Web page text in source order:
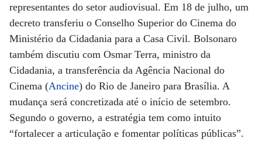
representantes do setor audiovisual. Em 18 de julho, um
decreto transferiu o Conselho Superior do Cinema do
Ministério da Cidadania para a Casa Civil. Bolsonaro
também discutiu com Osmar Terra, ministro da
Cidadania, a transferência da Agência Nacional do
Cinema (Ancine) do Rio de Janeiro para Brasília. A
mudança será concretizada até o início de setembro.
Segundo o governo, a estratégia tem como intuito
“fortalecer a articulação e fomentar políticas públicas”.